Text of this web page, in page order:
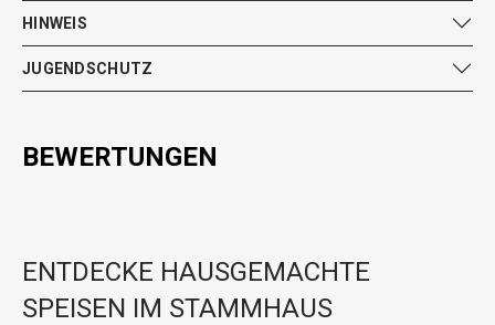
HINWEIS
JUGENDSCHUTZ
BEWERTUNGEN
ENTDECKE HAUSGEMACHTE
SPEISEN IM STAMMHAUS